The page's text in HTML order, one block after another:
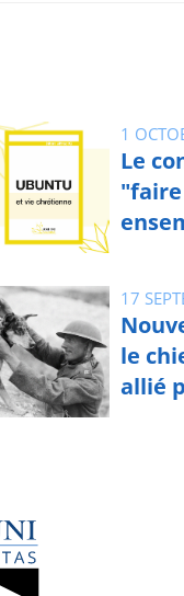
1
Le
17
le
allié